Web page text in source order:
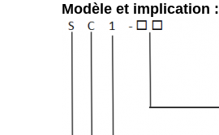
Modèle et implication :